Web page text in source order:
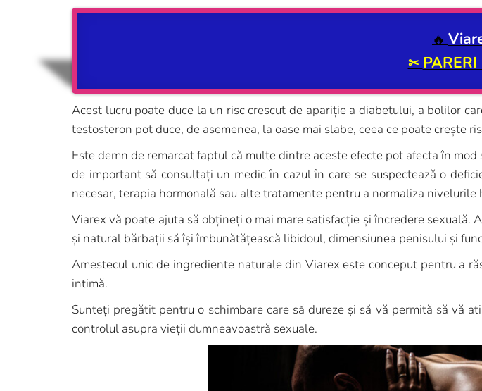
🔥
✂
Acest lucru poate duce la un risc crescut de apariție a diabetului, a bolilor
testosteron pot duce, de asemenea, la oase mai slabe, ceea ce poate crește
Este demn de remarcat faptul că multe dintre aceste efecte pot afecta în
de important să consultați un medic în cazul în care se suspectează o
necesar, terapia hormonală sau alte tratamente pentru a normaliza
Viarex vă poate ajuta să obțineți o mai mare satisfacție și încredere
și natural bărbații să își îmbunătățească libidoul, dimensiunea penisului și
Amestecul unic de ingrediente naturale din Viarex este conceput pentru a
intimă.
Sunteți pregătit pentru o schimbare care să dureze și să vă permită să vă
controlul asupra vieții dumneavoastră sexuale.